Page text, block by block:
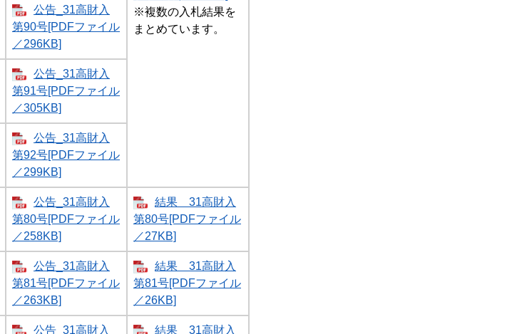
※複数の入札結果を
まとめています。
公告_31高財入
第90号[PDFファイル
／296KB]
公告_31高財入
第91号[PDFファイル
／305KB]
公告_31高財入
第92号[PDFファイル
／299KB]
公告_31高財入
第80号[PDFファイル
／258KB]
結果 31高財入
第80号[PDFファイル
／27KB]
公告_31高財入
第81号[PDFファイル
／263KB]
結果 31高財入
第81号[PDFファイル
／26KB]
公告_31高財入 結果 31高財入